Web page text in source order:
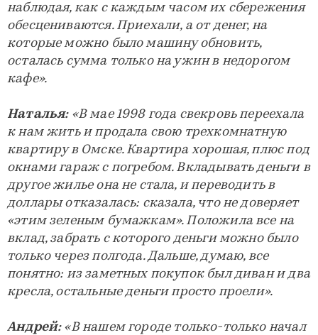
наблюдая, как с каждым часом их сбережения
обесцениваются. Приехали, а от денег, на
которые можно было машину обновить,
осталась сумма только на ужин в недорогом
кафе».
Наталья: «В мае 1998 года свекровь переехала
к нам жить и продала свою трехкомнатную
квартиру в Омске. Квартира хорошая, плюс под
окнами гараж с погребом. Вкладывать деньги в
другое жилье она не стала, и переводить в
доллары отказалась: сказала, что не доверяет
«этим зеленым бумажкам». Положила все на
вклад, забрать с которого деньги можно было
только через полгода. Дальше, думаю, все
понятно: из заметных покупок был диван и два
кресла, остальные деньги просто проели».
Андрей: «В нашем городе только-только начал